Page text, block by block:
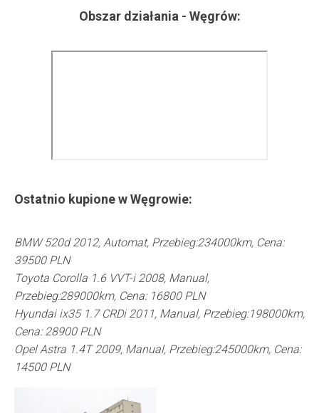
Obszar działania - Węgrów:
Ostatnio kupione wWęgrowie:
BMW 520d 2012, Automat, Przebieg:234000km, Cena:
39500 PLN
Toyota Corolla 1.6 VVT-i 2008, Manual,
Przebieg:289000km, Cena: 16800 PLN
Hyundai ix35 1.7 CRDi 2011, Manual, Przebieg:198000km,
Cena: 28900 PLN
Opel Astra 1.4T 2009, Manual, Przebieg:245000km, Cena:
14500 PLN